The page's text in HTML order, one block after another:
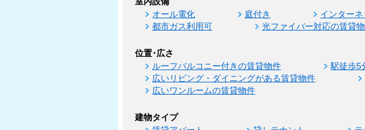
オール電化 庭付き インター
都市ガス利用可
光ファイバー対応の賃貸
位置･広さ
ルーフバルコニー付きの賃貸物件 駅徒歩5
広いリビング・ダイニングがある賃貸物件
広いワンルームの賃貸物件
建物タイプ